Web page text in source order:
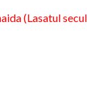
(Lasatul